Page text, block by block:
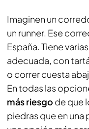
Imaginen un
un runner. Ese
España. Tiene
adecuada, con
o correr cuesta
En todas las
más riesgo de que
piedras que en una